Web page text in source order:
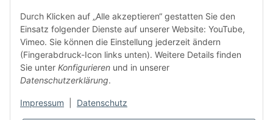
Durch Klicken auf „Alle akzeptieren“ gestatten Sie den
Einsatz folgender Dienste auf unserer Website: YouTube,
Vimeo. Sie können die Einstellung jederzeit ändern
(Fingerabdruck-Icon links unten). Weitere Details finden
Sie unter Konfigurieren und in unserer
Datenschutzerklärung.
Impressum Datenschutz
Samstag: 10:00 - 16:00 Uhr
Informationen
Gesetzliche Informationen